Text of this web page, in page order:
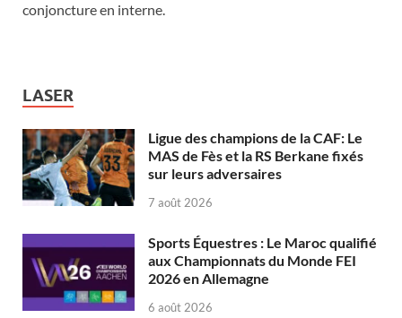
conjoncture en interne.
LASER
Ligue des champions de la CAF: Le
MAS de Fès et la RS Berkane fixés
sur leurs adversaires
7 août 2026
Sports Équestres : Le Maroc qualifié
aux Championnats du Monde FEI
2026 en Allemagne
6 août 2026